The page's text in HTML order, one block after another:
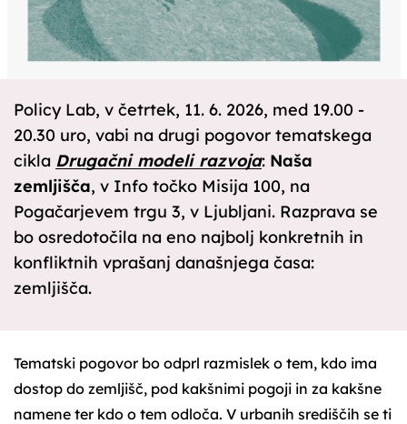
Policy Lab, v četrtek, 11. 6. 2026, med 19.00 -
20.30 uro, vabi na drugi pogovor tematskega
cikla Drugačni modeli razvoja: Naša
zemljišča, v Info točko Misija 100, na
Pogačarjevem trgu 3, v Ljubljani. Razprava se
bo osredotočila na eno najbolj konkretnih in
konfliktnih vprašanj današnjega časa:
zemljišča.
Tematski pogovor bo odprl razmislek o tem, kdo ima
dostop do zemljišč, pod kakšnimi pogoji in za kakšne
namene ter kdo o tem odloča. V urbanih središčih se ti